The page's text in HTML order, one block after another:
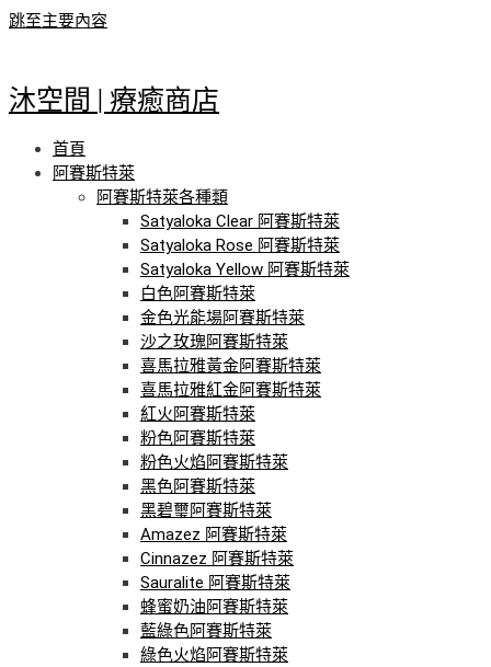
跳至主要內容
沐空間 | 療癒商店
首頁
阿賽斯特萊
阿賽斯特萊各種類
Satyaloka Clear 阿賽斯特萊
Satyaloka Rose 阿賽斯特萊
Satyaloka Yellow 阿賽斯特萊
白色阿賽斯特萊
金色光能場阿賽斯特萊
沙之玫瑰阿賽斯特萊
喜馬拉雅黃金阿賽斯特萊
喜馬拉雅紅金阿賽斯特萊
紅火阿賽斯特萊
粉色阿賽斯特萊
粉色火焰阿賽斯特萊
黑色阿賽斯特萊
黑碧璽阿賽斯特萊
Amazez 阿賽斯特萊
Cinnazez 阿賽斯特萊
Sauralite 阿賽斯特萊
蜂蜜奶油阿賽斯特萊
藍綠色阿賽斯特萊
綠色火焰阿賽斯特萊